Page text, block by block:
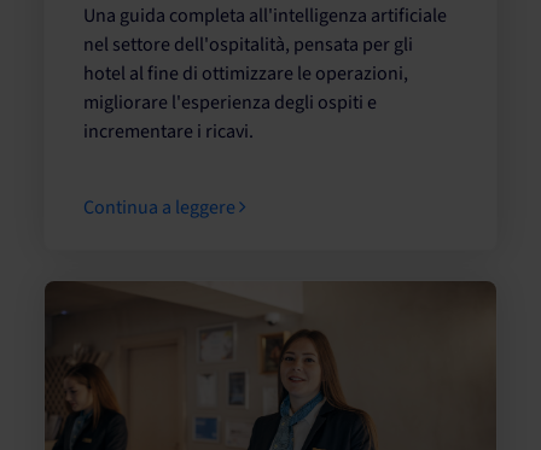
Una guida completa all'intelligenza artificiale
nel settore dell'ospitalità, pensata per gli
hotel al fine di ottimizzare le operazioni,
migliorare l'esperienza degli ospiti e
incrementare i ricavi.
Continua a leggere